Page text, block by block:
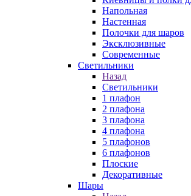
Напольная
Настенная
Полочки для шаров
Эксклюзивные
Современные
Светильники
Назад
Светильники
1 плафон
2 плафона
3 плафона
4 плафона
5 плафонов
6 плафонов
Плоские
Декоративные
Шары